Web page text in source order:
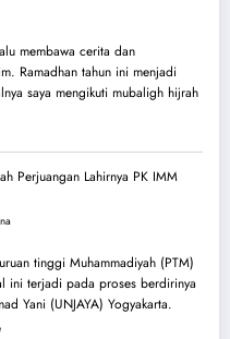
membawa cerita dan
Ramadhan tahun ini menjadi
saya mengikuti mubaligh hijrah
Perjuangan Lahirnya PK IMM
tinggi Muhammadiyah (PTM)
ini terjadi pada proses berdirinya
Yani (UNJAYA) Yogyakarta.
: